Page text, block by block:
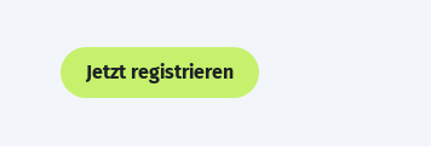
Jetzt registrieren